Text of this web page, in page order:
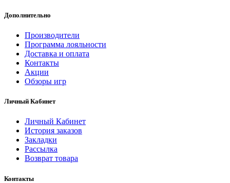
Дополнительно
Производители
Программа лояльности
Доставка и оплата
Контакты
Акции
Обзоры игр
Личный Кабинет
Личный Кабинет
История заказов
Закладки
Рассылка
Возврат товара
Контакты